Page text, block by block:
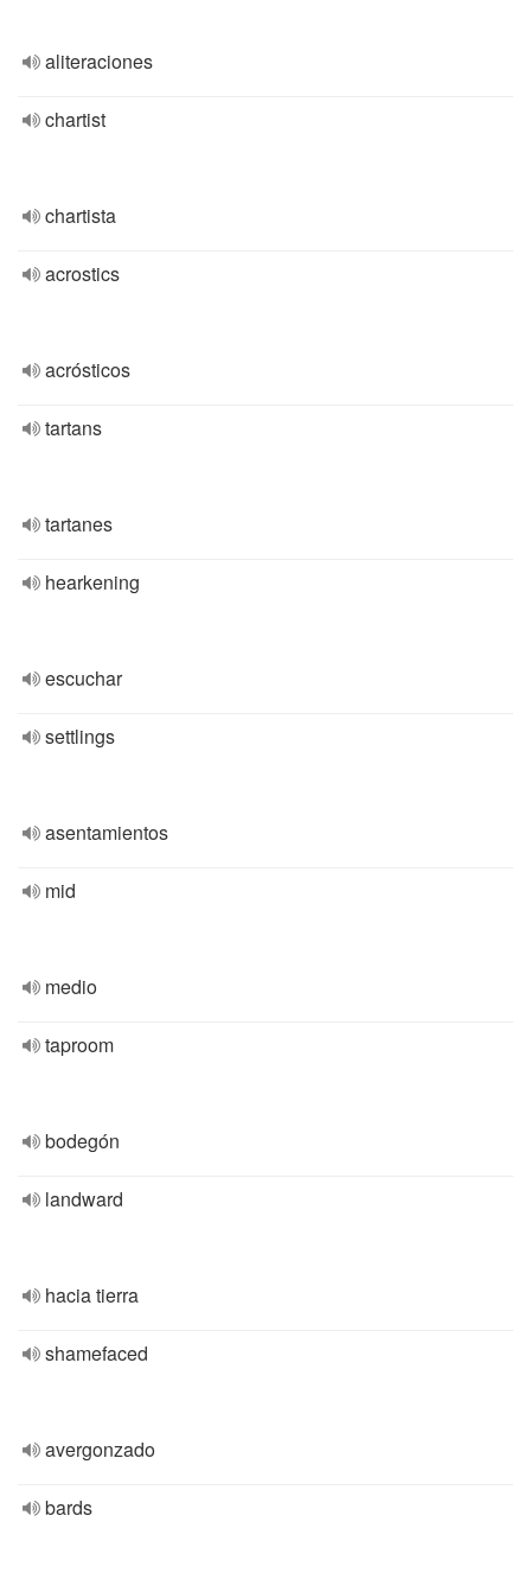
aliteraciones
chartist
chartista
acrostics
acrósticos
tartans
tartanes
hearkening
escuchar
settlings
asentamientos
mid
medio
taproom
bodegón
landward
hacia tierra
shamefaced
avergonzado
bards